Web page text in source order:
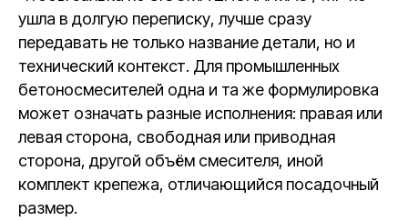
ушла в долгую переписку, лучше сразу
передавать не только название детали, но и
технический контекст. Для промышленных
бетоносмесителей одна и та же формулировка
может означать разные исполнения: правая или
левая сторона, свободная или приводная
сторона, другой объём смесителя, иной
комплект крепежа, отличающийся посадочный
размер.